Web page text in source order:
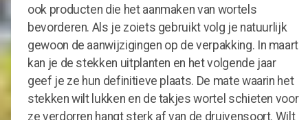
ook producten die het aanmaken van wortels
bevorderen. Als je zoiets gebruikt volg je natuurlijk
gewoon de aanwijzigingen op de verpakking. In maart
kan je de stekken uitplanten en het volgende jaar
geef je ze hun definitieve plaats. De mate waarin het
stekken wilt lukken en de takjes wortel schieten voor
ze verdorren hangt sterk af van de druivensoort. Wilt
Snoeien: de eerste 3 jaar